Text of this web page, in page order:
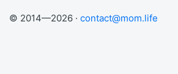
© 2014—2026 · contact@mom.life